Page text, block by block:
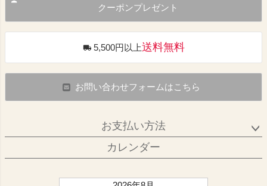
クーポンプレゼント
5,500円以上送料無料
お問い合わせフォームはこちら
お支払い方法
カレンダー